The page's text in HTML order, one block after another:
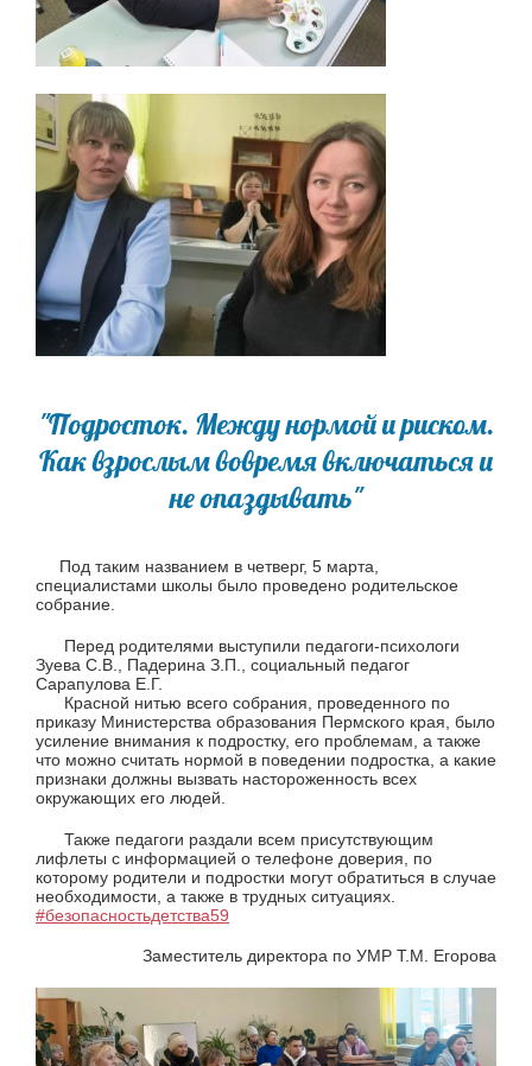
"Подросток. Между нормой и риском.
Как взрослым вовремя включаться и
не опаздывать"
Под таким названием в четверг, 5 марта,
специалистами школы было проведено родительское
собрание.
Перед родителями выступили педагоги-психологи
Зуева С.В., Падерина З.П., социальный педагог
Сарапулова Е.Г.
Красной нитью всего собрания, проведенного по
приказу Министерства образования Пермского края, было
усиление внимания к подростку, его проблемам, а также
что можно считать нормой в поведении подростка, а какие
признаки должны вызвать настороженность всех
окружающих его людей.
Также педагоги раздали всем присутствующим
лифлеты с информацией о телефоне доверия, по
которому родители и подростки могут обратиться в случае
необходимости, а также в трудных ситуациях.
#безопасностьдетства59
Заместитель директора по УМР Т.М. Егорова